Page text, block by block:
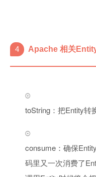
4 Apache 相关
toString：把Entity转
consume：确保
码里又一次消费了